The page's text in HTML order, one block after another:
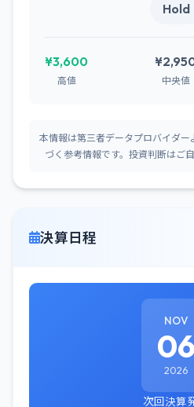
Hold
¥3,600
高値 中央値
本情報は第三者データプロバイダ
づく参考情報です。投資判断はご
決算日程
NOV
06
2026
次回決算